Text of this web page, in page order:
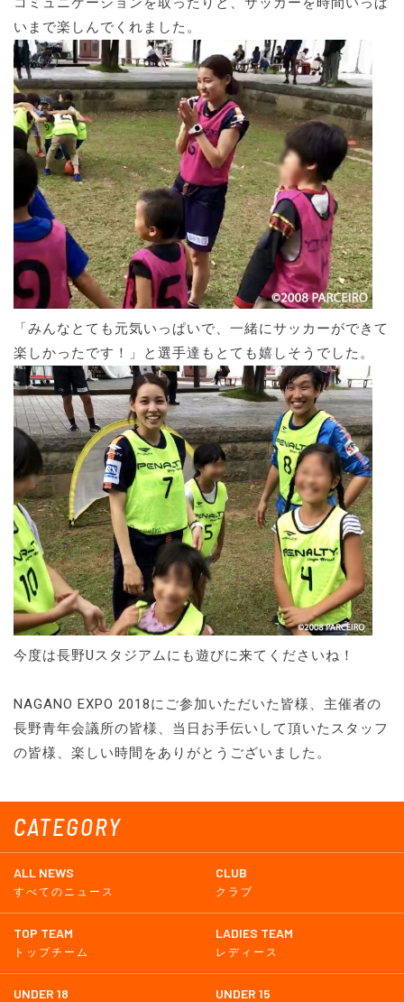
CATEGORY
ALL NEWS
すべてのニュース
CLUB
クラブ
TOP TEAM
トップチーム
LADIES TEAM
レディース
UNDER 18 UNDER 15
いまで楽しんでくれました。
「みんなとても元気いっぱいで、一緒にサッカーができて
楽しかったです！」と選手達もとても嬉しそうでした。
今度は長野Uスタジアムにも遊びに来てくださいね！
NAGANO EXPO 2018にご参加いただいた皆様、主催者の
長野青年会議所の皆様、当日お手伝いして頂いたスタッフ
の皆様、楽しい時間をありがとうございました。